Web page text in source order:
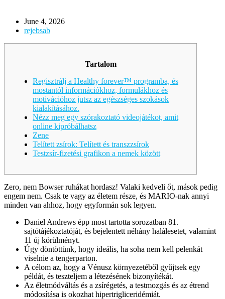
June 4, 2026
rejebsab
Tartalom
Regisztrálj a Healthy forever™ programba, és
mostantól információkhoz, formulákhoz és
motivációhoz jutsz az egészséges szokások
kialakításához.
Nézz meg egy szórakoztató videojátékot, amit
online kipróbálhatsz
Zene
Telített zsírok: Telített és transzzsírok
Testzsír-fizetési grafikon a nemek között
Zero, nem Bowser ruhákat hordasz! Valaki kedveli őt, mások pedig
engem nem. Csak te vagy az életem része, és MARIO-nak annyi
minden van ahhoz, hogy egyformán sok legyen.
Daniel Andrews épp most tartotta sorozatban 81.
sajtótájékoztatóját, és bejelentett néhány halálesetet, valamint
11 új körülményt.
Úgy döntöttünk, hogy ideális, ha soha nem kell pelenkát
viselnie a tengerparton.
A célom az, hogy a Vénusz környezetéből gyűjtsek egy
példát, és teszteljem a létezésének bizonyítékát.
Az életmódváltás és a zsírégetés, a testmozgás és az étrend
módosítása is okozhat hipertrigliceridémiát.